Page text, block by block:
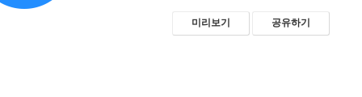
미리보기 공유하기